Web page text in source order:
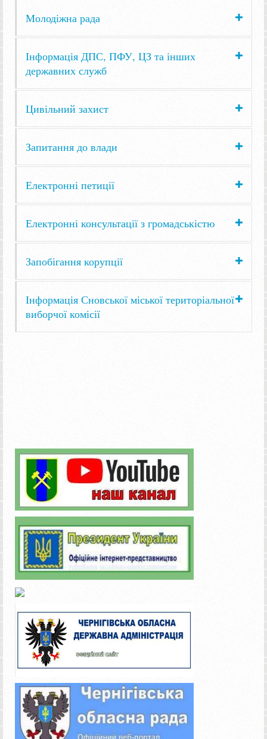
Молодіжна рада
Інформація ДПС, ПФУ, ЦЗ та інших
державних служб
Цивільний захист
Запитання до влади
Електронні петиції
Електронні консультації з громадськістю
Запобігання корупції
Інформація Сновської міської територіальної
виборчої комісії